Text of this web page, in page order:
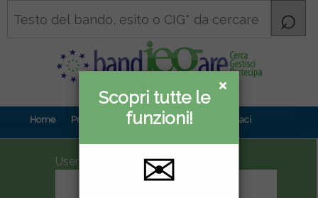
×
Informativa
privacy
×
Scopri tutte le
funzioni!
✉
Home Prova gratuita Contenuti Contattaci
UserID